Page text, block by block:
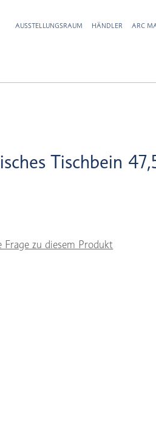
AUSSTELLUNGSRAUM HÄNDLER ARC
Tischbein
Frage zu diesem Produkt